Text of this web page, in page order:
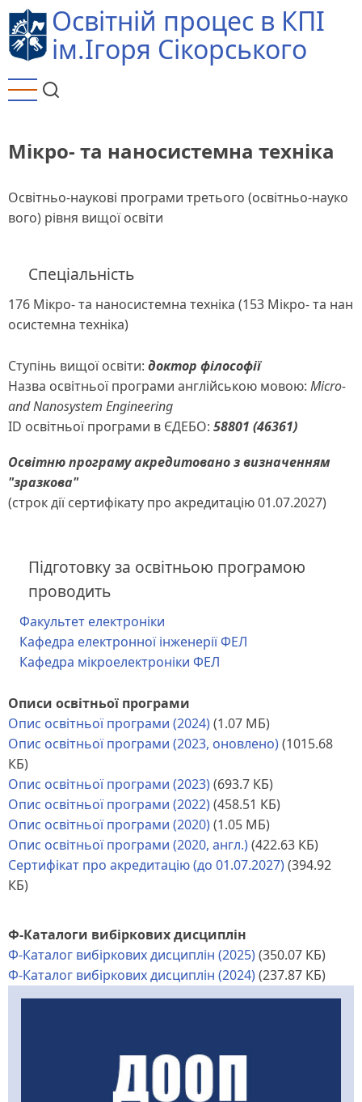
Перейти
до
основного
Освітній процес в КПІ
ім.Ігоря Сікорського
Мікро- та наносистемна техніка
Освітньо-наукові програми третього (освітньо-науко
вого) рівня вищої освіти
Спеціальність
176 Мікро- та наносистемна техніка (153 Мікро- та нан
осистемна техніка)
Ступінь вищої освіти: доктор філософії
Назва освітньої програми англійською мовою: Micro-
and Nanosystem Engineering
ID освітньої програми в ЄДЕБО: 58801 (46361)
Освітню програму акредитовано з визначенням
"зразкова"
(строк дії сертифікату про акредитацію 01.07.2027)
Підготовку за освітньою програмою
проводить
Факультет електроніки
Кафедра електронної інженерії ФЕЛ
Кафедра мікроелектроніки ФЕЛ
Описи освітньої програми
Опис освітньої програми (2024)(1.07 МБ)
Опис освітньої програми (2023, оновлено)(1015.68
КБ)
Опис освітньої програми (2023)(693.7 КБ)
Опис освітньої програми (2022)(458.51 КБ)
Опис освітньої програми (2020)(1.05 МБ)
Опис освітньої програми (2020, англ.)(422.63 КБ)
Сертифікат про акредитацію (до 01.07.2027)(394.92
КБ)
Ф-Каталоги вибіркових дисциплін
Ф-Каталог вибіркових дисциплін (2025)(350.07 КБ)
Ф-Каталог вибіркових дисциплін (2024)(237.87 КБ)